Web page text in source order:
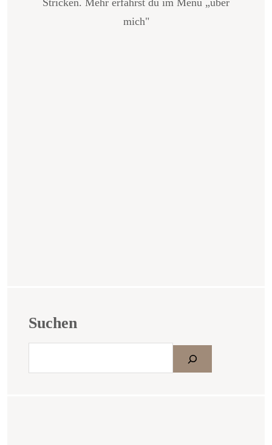
Stricken. Mehr erfährst du im Menü „über
mich"
Suchen